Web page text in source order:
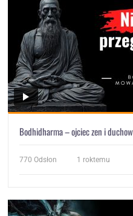
Bodhidharma – ojciec zen i
770 Odsłon 1 roktemu